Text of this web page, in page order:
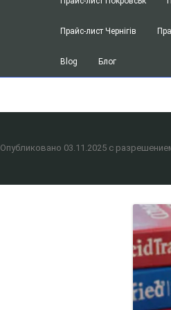
Прайс-лист Чернігів
Blog Блог
Опубликовано 03.11.2025 с